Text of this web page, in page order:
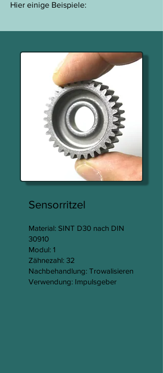
Hier einige Beispiele:
Sensorritzel
Material: SINT D30 nach DIN
30910
Modul: 1
Zähnezahl: 32
Nachbehandlung: Trowalisieren
Verwendung: Impulsgeber